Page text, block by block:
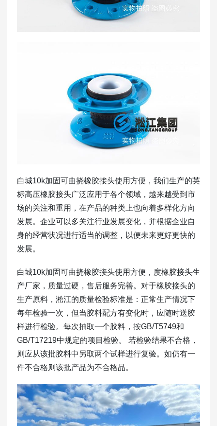
白城10k加固可曲挠橡胶接头使用方便，我们生产的英
标高压橡胶接头广泛应用于各个领域，越来越受到市
场的关注和重用，在产品的种类上也向着多样化方向
发展。企业可以多关注行业发展变化，并根据企业自
身的经营状况进行适当的调整，以便未来更好更快的
发展。
白城10k加固可曲挠橡胶接头使用方便，度橡胶接头生
产厂家，质量过硬，售后服务完善。对于橡胶接头的
生产原料，淞江的质量检验标准是：正常生产情况下
每年检验一次，但当胶料配方有变化时，应随时送胶
样进行检验。每次抽取一个胶料，按GB/T5749和
GB/T17219中规定的项目检验。 若检验结果不合格，
则应从该批胶料中另取两个试样进行复验。如仍有一
件不合格则该批产品为不合格品。